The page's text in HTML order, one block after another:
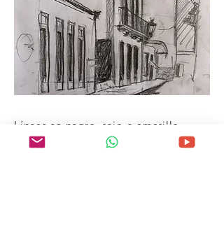
Líneas en negro, rojo o amarillo.
Observaciones precisas e